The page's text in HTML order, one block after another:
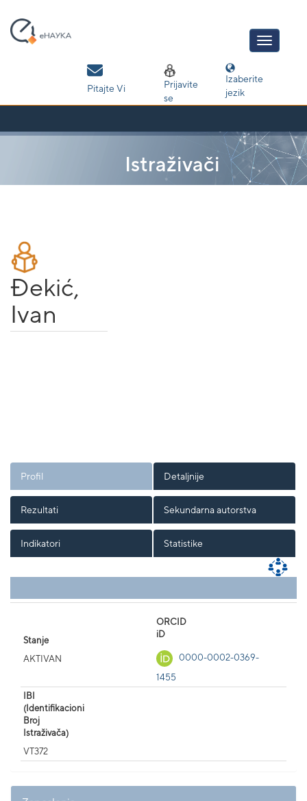
navigation
Pitajte Vi
Prijavite
se
Izaberite
jezik
Istraživači
Đekić,
Ivan
Profil Detaljnije
Rezultati Sekundarna autorstva
Indikatori Statistike
Stanje
AKTIVAN
ORCID
iD
0000-0002-0369-
1455
IBI
(Identifikacioni
Broj
Istraživača)
VT372